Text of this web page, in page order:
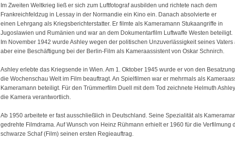
Im Zweiten Weltkrieg ließ er sich zum Luftfotograf ausbilden und richtete nach dem
Frankreichfeldzug in Lessay in der Normandie ein Kino ein. Danach absolvierte er
einen Lehrgang als Kriegsberichterstatter. Er filmte als Kameramann Stukaangriffe in
Jugoslawien und Rumänien und war an dem Dokumentarfilm Luftwaffe Westen beteiligt.
Im November 1942 wurde Ashley wegen der politischen Unzuverlässigkeit seines Vaters
aber eine Beschäftigung bei der Berlin-Film als Kameraassistent von Oskar Schnirch.
Ashley erlebte das Kriegsende in Wien. Am 1. Oktober 1945 wurde er von den
die Wochenschau Welt im Film beauftragt. An Spielfilmen war er mehrmals als
Kameramann beteiligt. Für den Trümmerfilm Duell mit dem Tod zeichnete Helmuth
die Kamera verantwortlich.
Ab 1950 arbeitete er fast ausschließlich in Deutschland. Seine Spezialität als
gedrehte Filmdrama. Auf Wunsch von Heinz Rühmann erhielt er 1960 für die Verfilmung
schwarze Schaf (Film) seinen ersten Regieauftrag.